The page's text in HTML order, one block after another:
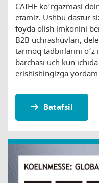
CAIHE ko‘rgazmasi
etamiz. Ushbu dastur
foyda olish imkonini
B2B uchrashuvlari,
tarmoq tadbirlarini
barchasi uch kun
erishishingizga
Batafsil